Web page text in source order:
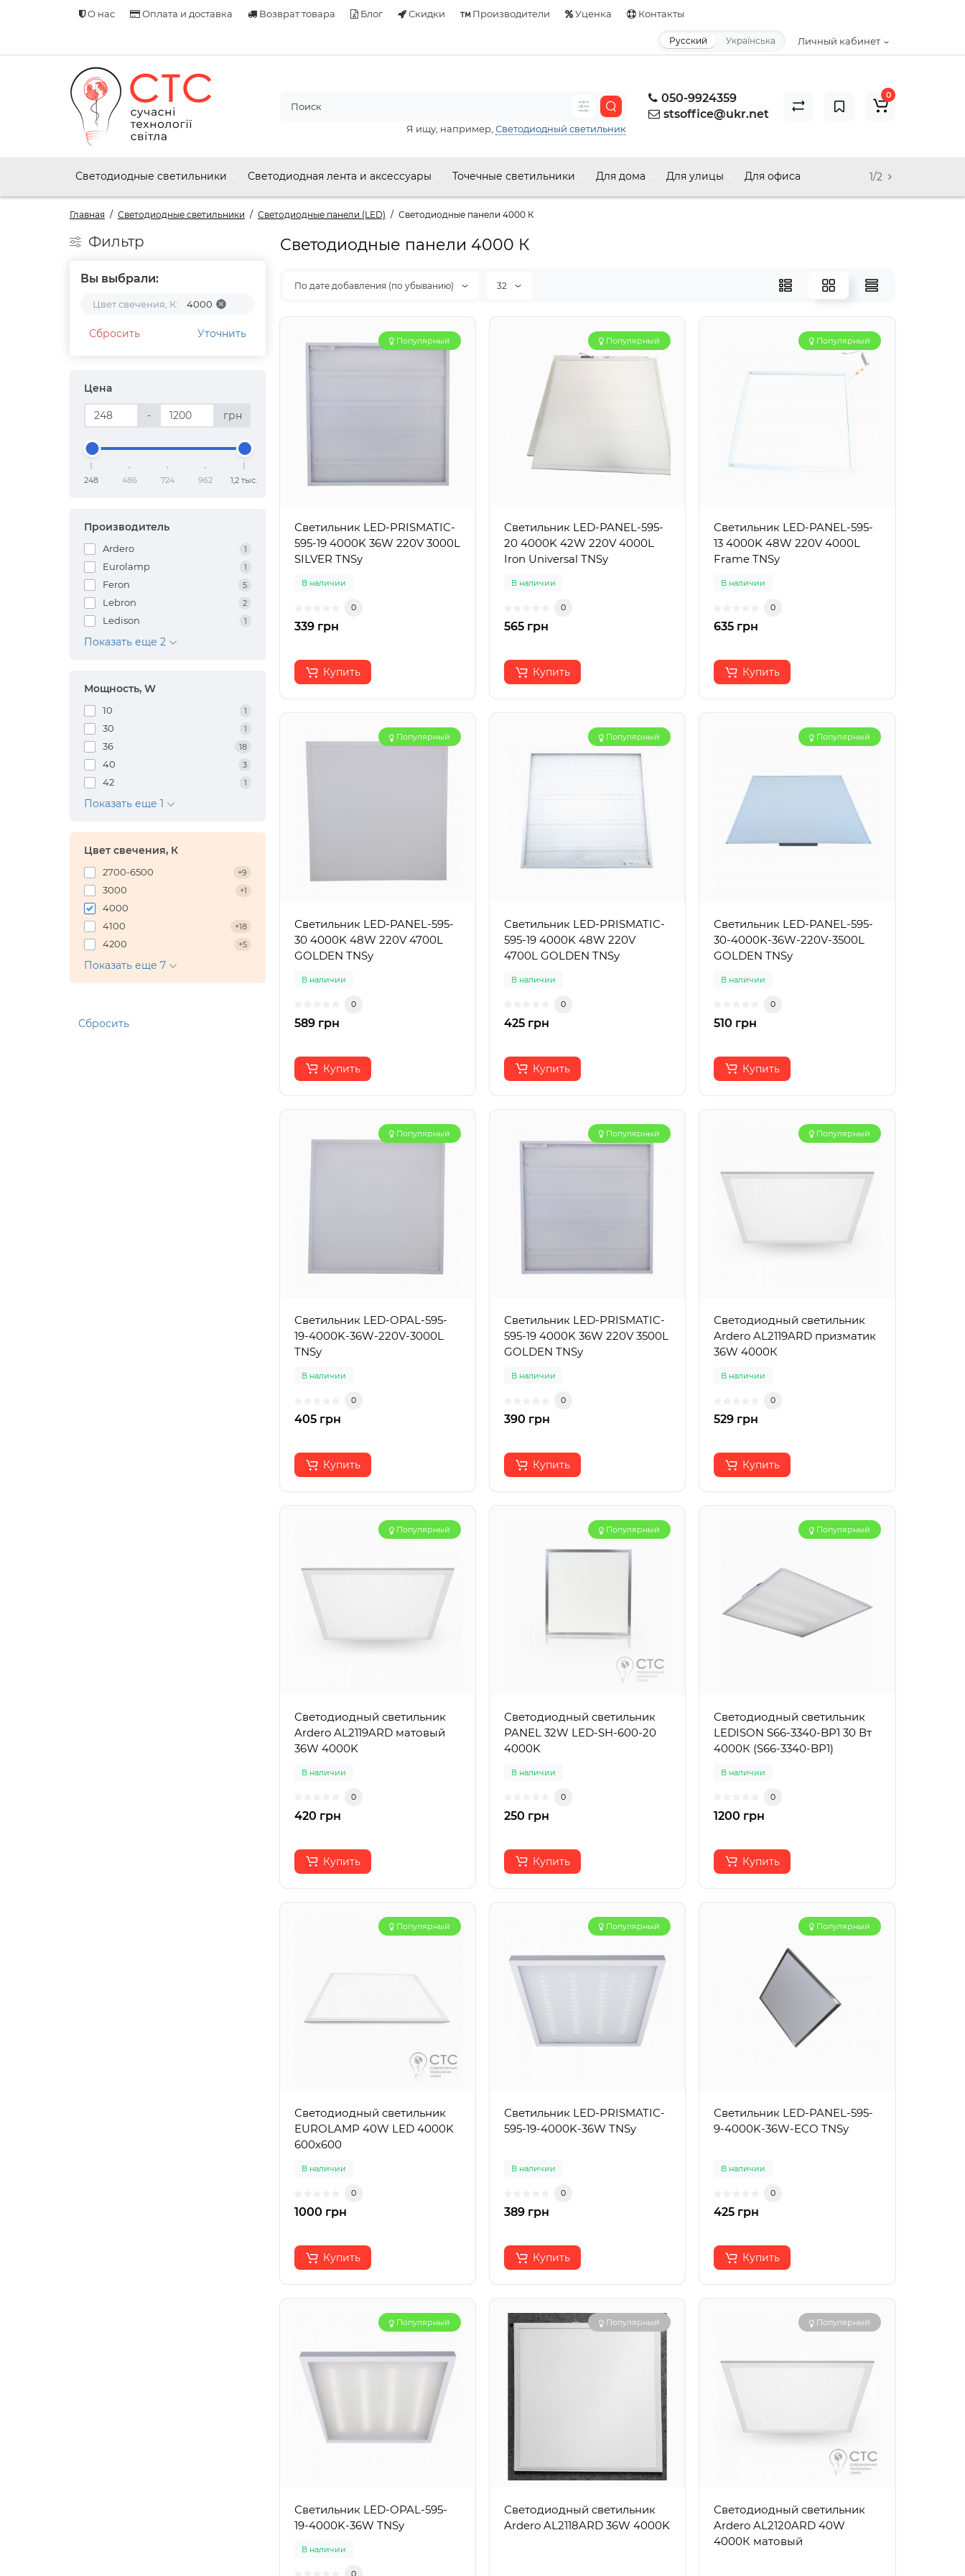
О нас Оплата и доставка Возврат товара Блог Скидки Производители Уценка Контакты
Личный кабинет
Русский Українська
050-9924359
stsoffice@ukr.net
Я ищу, например, Светодиодный светильник
0
Светодиодные светильники Светодиодная лента и аксессуары Точечные светильники Для дома Для улицы Для офиса 1/2
Главная Светодиодные светильники Светодиодные панели (LED) Светодиодные панели 4000 К
Фильтр
Вы выбрали:
Цвет свечения, К: 4000
Сбросить Уточнить
Цена
- грн
248 486 724 962 1,2 тыс.
Производитель
Ardero 1
Eurolamp 1
Feron 5
Lebron 2
Ledison 1
Показать еще 2
Мощность, W
10 1
30 1
36 18
40 3
42 1
Показать еще 1
Цвет свечения, К
2700-6500 +9
3000 +1
4000
4100
+18
4200 +5
Показать еще 7
Сбросить
Светодиодные панели 4000 К
По дате добавления (по убыванию) 32
Популярный
Светильник LED-PRISMATIC-
595-19 4000K 36W 220V 3000L
SILVER TNSy
В наличии
0
339 грн
Купить
Популярный
Светильник LED-PANEL-595-
20 4000K 42W 220V 4000L
Iron Universal TNSy
В наличии
0
565 грн
Купить
Популярный
Светильник LED-PANEL-595-
13 4000K 48W 220V 4000L
Frame TNSy
В наличии
0
635 грн
Купить
Популярный
Светильник LED-PANEL-595-
30 4000K 48W 220V 4700L
GOLDEN TNSy
В наличии
0
589 грн
Купить
Популярный
Светильник LED-PRISMATIC-
595-19 4000K 48W 220V
4700L GOLDEN TNSy
В наличии
0
425 грн
Купить
Популярный
Светильник LED-PANEL-595-
30-4000K-36W-220V-3500L
GOLDEN TNSy
В наличии
0
510 грн
Купить
Популярный
Светильник LED-OPAL-595-
19-4000K-36W-220V-3000L
TNSy
В наличии
0
405 грн
Купить
Популярный
Светильник LED-PRISMATIC-
595-19 4000K 36W 220V 3500L
GOLDEN TNSy
В наличии
0
390 грн
Купить
Популярный
Светодиодный светильник
Ardero AL2119ARD призматик
36W 4000К
В наличии
0
529 грн
Купить
Популярный
Светодиодный светильник
Ardero AL2119ARD матовый
36W 4000K
В наличии
0
420 грн
Купить
Популярный
Светодиодный светильник
PANEL 32W LED-SH-600-20
4000K
В наличии
0
250 грн
Купить
Популярный
Светодиодный светильник
LEDISON S66-3340-BP1 30 Вт
4000К (S66-3340-BP1)
В наличии
0
1200 грн
Купить
Популярный
Светодиодный светильник
EUROLAMP 40W LED 4000K
600x600
В наличии
0
1000 грн
Купить
Популярный
Светильник LED-PRISMATIC-
595-19-4000K-36W TNSy
В наличии
0
389 грн
Купить
Популярный
Светильник LED-PANEL-595-
9-4000K-36W-ECO TNSy
В наличии
0
425 грн
Купить
Популярный
Светильник LED-OPAL-595-
19-4000K-36W TNSy
В наличии
0
Популярный
Светодиодный светильник
Ardero AL2118ARD 36W 4000K
Популярный
Светодиодный светильник
Ardero AL2120ARD 40W
4000К матовый